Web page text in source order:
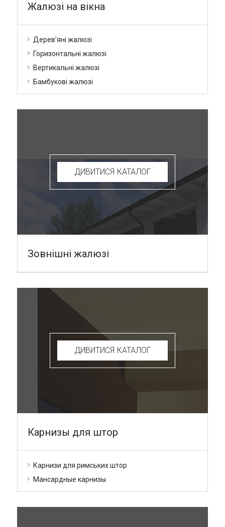
Жалюзі на вікна
Дерев'яні жалюзі
Горизонтальні жалюзі
Вертикальні жалюзі
Бамбукові жалюзі
ДИВИТИСЯ КАТАЛОГ
Зовнішні жалюзі
ДИВИТИСЯ КАТАЛОГ
Карнизы для штор
Карнизи для римських штор
Мансардные карнизы